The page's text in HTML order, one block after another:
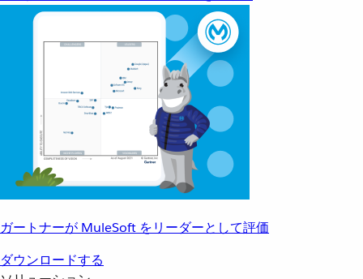
ガートナーが MuleSoft をリーダーとして評価
ダウンロードする